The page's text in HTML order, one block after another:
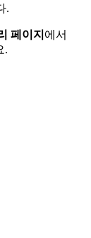
.
페이지 에서
.